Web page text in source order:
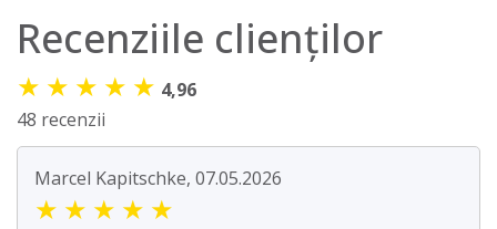
Recenziile clienților
★ ★ ★ ★ ★ 4,96
48 recenzii
Marcel Kapitschke, 07.05.2026
★ ★ ★ ★ ★